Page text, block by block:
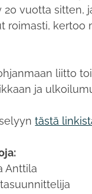
20 vuotta sitten,
roimasti,
liitto
ja
tästä
Anttila